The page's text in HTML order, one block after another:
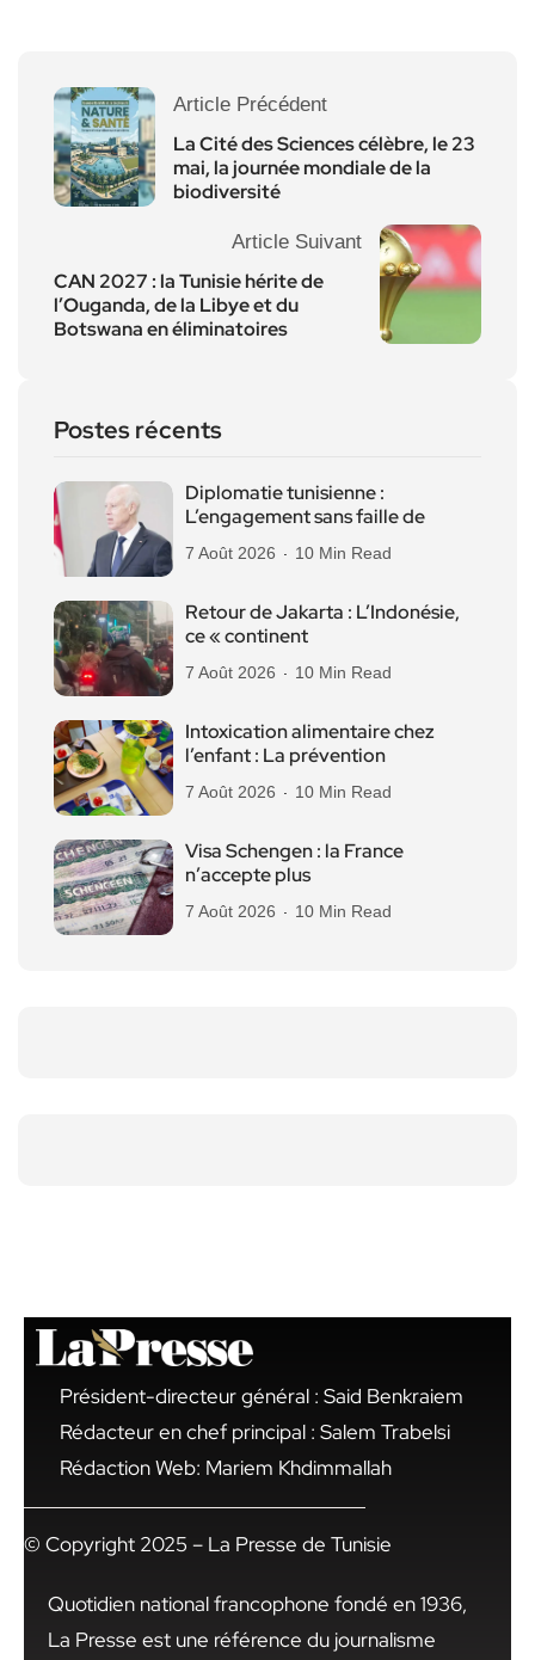
Article Précédent
La Cité des Sciences célèbre, le 23
mai, la journée mondiale de la
biodiversité
Article Suivant
CAN 2027 : la Tunisie hérite de
l’Ouganda, de la Libye et du
Botswana en éliminatoires
Postes récents
Diplomatie tunisienne :
L’engagement sans faille de
7 Août 2026 10 Min Read
Retour de Jakarta : L’Indonésie,
ce « continent
7 Août 2026 10 Min Read
Intoxication alimentaire chez
l’enfant : La prévention
7 Août 2026 10 Min Read
Visa Schengen : la France
n’accepte plus
7 Août 2026 10 Min Read
Président-directeur général : Said Benkraiem
Rédacteur en chef principal : Salem Trabelsi
Rédaction Web: Mariem Khdimmallah
© Copyright 2025 – La Presse de Tunisie
Quotidien national francophone fondé en 1936,
La Presse est une référence du journalisme